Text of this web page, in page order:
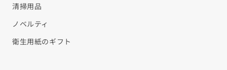
清掃用品
ノベルティ
衛生用紙のギフト